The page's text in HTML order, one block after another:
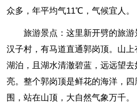
众多，年平均气11℃，气候宜人。
旅游景点：这里新开劈的旅
汉子村，有马道直通郭岗顶。山
湖泊，且湖水清澈碧蓝，远远望
亮。整个郭岗顶是鲜花的海洋，
围，站在山顶，大自然气象万千。